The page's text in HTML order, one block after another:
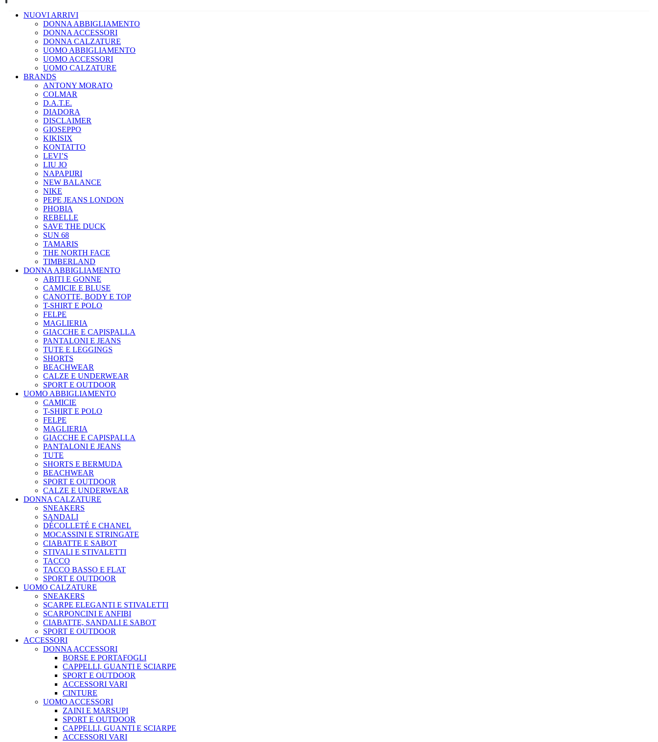
NUOVI ARRIVI
DONNA ABBIGLIAMENTO
DONNA ACCESSORI
DONNA CALZATURE
UOMO ABBIGLIAMENTO
UOMO ACCESSORI
UOMO CALZATURE
BRANDS
ANTONY MORATO
COLMAR
D.A.T.E.
DIADORA
DISCLAIMER
GIOSEPPO
KIKISIX
KONTATTO
LEVI’S
LIU JO
NAPAPIJRI
NEW BALANCE
NIKE
PEPE JEANS LONDON
PHOBIA
REBELLE
SAVE THE DUCK
SUN 68
TAMARIS
THE NORTH FACE
TIMBERLAND
DONNA ABBIGLIAMENTO
ABITI E GONNE
CAMICIE E BLUSE
CANOTTE, BODY E TOP
T-SHIRT E POLO
FELPE
MAGLIERIA
GIACCHE E CAPISPALLA
PANTALONI E JEANS
TUTE E LEGGINGS
SHORTS
BEACHWEAR
CALZE E UNDERWEAR
SPORT E OUTDOOR
UOMO ABBIGLIAMENTO
CAMICIE
T-SHIRT E POLO
FELPE
MAGLIERIA
GIACCHE E CAPISPALLA
PANTALONI E JEANS
TUTE
SHORTS E BERMUDA
BEACHWEAR
SPORT E OUTDOOR
CALZE E UNDERWEAR
DONNA CALZATURE
SNEAKERS
SANDALI
DÉCOLLETÉ E CHANEL
MOCASSINI E STRINGATE
CIABATTE E SABOT
STIVALI E STIVALETTI
TACCO
TACCO BASSO E FLAT
SPORT E OUTDOOR
UOMO CALZATURE
SNEAKERS
SCARPE ELEGANTI E STIVALETTI
SCARPONCINI E ANFIBI
CIABATTE, SANDALI E SABOT
SPORT E OUTDOOR
ACCESSORI
DONNA ACCESSORI
BORSE E PORTAFOGLI
CAPPELLI, GUANTI E SCIARPE
SPORT E OUTDOOR
ACCESSORI VARI
CINTURE
UOMO ACCESSORI
ZAINI E MARSUPI
SPORT E OUTDOOR
CAPPELLI, GUANTI E SCIARPE
ACCESSORI VARI